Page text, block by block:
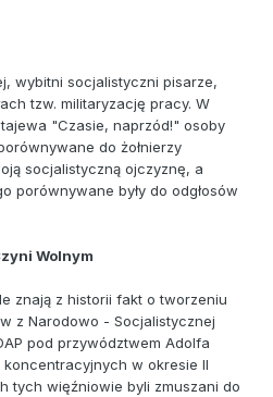
wybitni socjalistyczni pisarze,
tzw. militaryzację pracy. W
"Czasie, naprzód!" osoby
do żołnierzy
socjalistyczną ojczyznę, a
porównywane były do odgłosów
Wolnym
znają z historii fakt o tworzeniu
z Narodowo - Socjalistycznej
pod przywództwem Adolfa
w okresie II
tych więźniowie byli zmuszani do